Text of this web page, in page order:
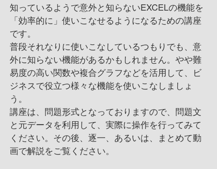
知っているようで意外と知らないEXCELの機能を
「効率的に」使いこなせるようになるための講座
です。
普段それなりに使いこなしているつもりでも、意
外に知らない機能があるかもしれません。やや難
易度の高い関数や複合グラフなどを活用して、ビ
ジネスで役立つ様々な機能を使いこなしましょ
う。
講座は、問題形式となっておりますので、問題文
と元データを利用して、実際に操作を行ってみて
ください。その後、逐一、あるいは、まとめて動
画で解説をご覧ください。